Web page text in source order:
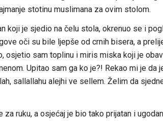
stotinu muslimana za ovim stolom.
koji je sjedio na čelu stola, okrenuo se i
oči su bile ljepše od crnih bisera, a
osjetio sam toplinu i miris miska koji je
Upitao sam ga ko je?! Rekao mi je
sallallahu alejhi ve sellem. Želim da
za ruku, a osjećaj je bio tako prijatan i